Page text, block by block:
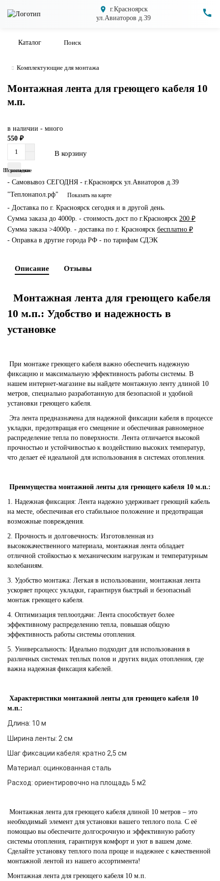
г.Красноярск
ул.Авиаторов д.39
Каталог
Комплектующие для монтажа
Монтажная лента для греющего кабеля 10
м.п.
в наличии - много
550 ₽
В корзину
В закладки
В сравнение
- Самовывоз СЕГОДНЯ - г.Красноярск ул.Авиаторов д.39
"Теплонапол.рф"
Показать на карте
- Доставка по г. Красноярск сегодня и в другой день.
Сумма заказа до 4000р. - стоимость дост по г.Красноярск 200 ₽
Сумма заказа >4000р. - доставка по г. Красноярск бесплатно ₽
- Оправка в другие города РФ - по тарифам СДЭК
Описание Отзывы
Монтажная лента для греющего кабеля
10 м.п.: Удобство и надежность в
установке
При монтаже греющего кабеля важно обеспечить надежную
фиксацию и максимальную эффективность работы системы. В
нашем интернет-магазине вы найдете монтажную ленту длиной 10
метров, специально разработанную для безопасной и удобной
установки греющего кабеля.
Эта лента предназначена для надежной фиксации кабеля в процессе
укладки, предотвращая его смещение и обеспечивая равномерное
распределение тепла по поверхности. Лента отличается высокой
прочностью и устойчивостью к воздействию высоких температур,
что делает её идеальной для использования в системах отопления.
Преимущества монтажной ленты для греющего кабеля 10 м.п.:
1. Надежная фиксация: Лента надежно удерживает греющий кабель
на месте, обеспечивая его стабильное положение и предотвращая
возможные повреждения.
2. Прочность и долговечность: Изготовленная из
высококачественного материала, монтажная лента обладает
отличной стойкостью к механическим нагрузкам и температурным
колебаниям.
3. Удобство монтажа: Легкая в использовании, монтажная лента
ускоряет процесс укладки, гарантируя быстрый и безопасный
монтаж греющего кабеля.
4. Оптимизация теплоотдачи: Лента способствует более
эффективному распределению тепла, повышая общую
эффективность работы системы отопления.
5. Универсальность: Идеально подходит для использования в
различных системах теплых полов и других видах отопления, где
важна надежная фиксация кабелей.
Характеристики монтажной ленты для греющего кабеля 10
м.п.:
Длина: 10 м
Ширина ленты: 2 см
Шаг фиксации кабеля: кратно 2,5 см
Материал: оцинкованная сталь
Расход: ориентировочно на площадь 5 м2
Монтажная лента для греющего кабеля длиной 10 метров – это
необходимый элемент для установки вашего теплого пола. С её
помощью вы обеспечите долгосрочную и эффективную работу
системы отопления, гарантируя комфорт и уют в вашем доме.
Сделайте установку теплого пола проще и надежнее с качественной
монтажной лентой из нашего ассортимента!
Монтажная лента для греющего кабеля 10 м.п.